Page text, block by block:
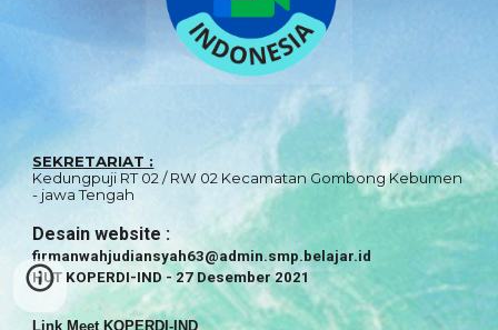
SEKRETARIAT :
Kedungpuji RT 02 / RW 02 Kecamatan Gombong Kebumen
- jawa Tengah
Desain website :
firmanwahjudiansyah63@admin.smp.belajar.id
HUT KOPERDI-IND - 27 Desember 2021
Link Meet KOPERDI-IND